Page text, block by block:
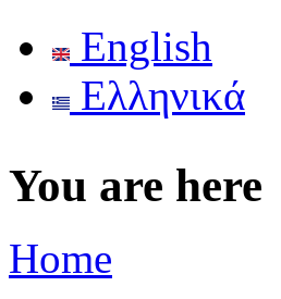
English
Ελληνικά
You are here
Home